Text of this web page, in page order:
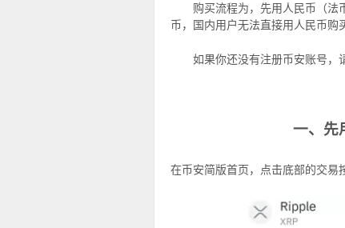
购买流程为，先用人民币（法
币，国内用户无法直接用人民币购
如果你还没有注册币安账号，
一、先
在币安简版首页，点击底部的交易